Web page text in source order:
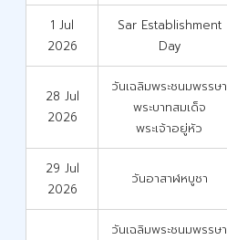
1 Jul
2026
Sar Establishment
Day
28 Jul
2026
วันเฉลิมพระชนมพรรษา
พระบาทสมเด็จ
พระเจ้าอยู่หัว
29 Jul
2026
วันอาสาฬหบูชา
วันเฉลิมพระชนมพรรษา